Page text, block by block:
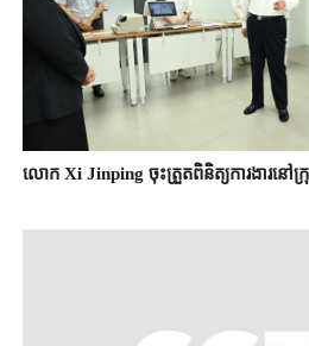
លោក Xi Jinping ចុះត្រួតពិនិត្យការងារនៅ